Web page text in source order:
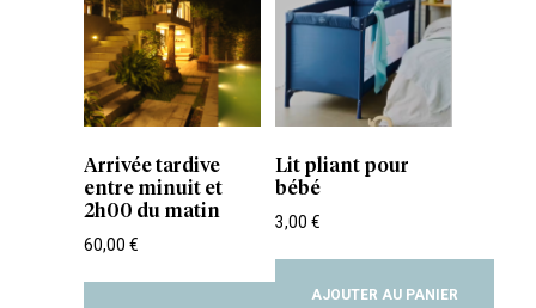
Arrivée tardive
entre minuit et
2h00 du matin
60,00 €
Lit pliant pour
bébé
3,00€
AJOUTER AU PANIER